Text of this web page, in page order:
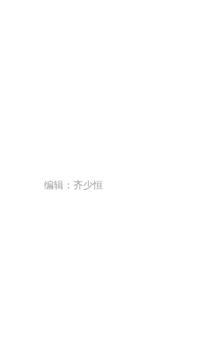
编辑：齐少恒